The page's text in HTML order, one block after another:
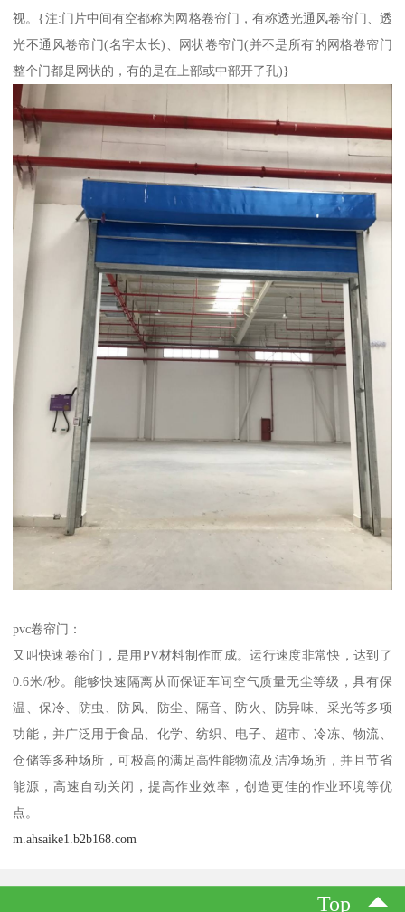
视。{注:门片中间有空都称为网格卷帘门，有称透光通风卷帘门、透
光不通风卷帘门(名字太长)、网状卷帘门(并不是所有的网格卷帘门
整个门都是网状的，有的是在上部或中部开了孔)}
pvc卷帘门：
又叫快速卷帘门，是用PV材料制作而成。运行速度非常快，达到了
0.6米/秒。能够快速隔离从而保证车间空气质量无尘等级，具有保
温、保冷、防虫、防风、防尘、隔音、防火、防异味、采光等多项
功能，并广泛用于食品、化学、纺织、电子、超市、冷冻、物流、
仓储等多种场所，可极高的满足高性能物流及洁净场所，并且节省
能源，高速自动关闭，提高作业效率，创造更佳的作业环境等优
点。
m.ahsaike1.b2b168.com
Top